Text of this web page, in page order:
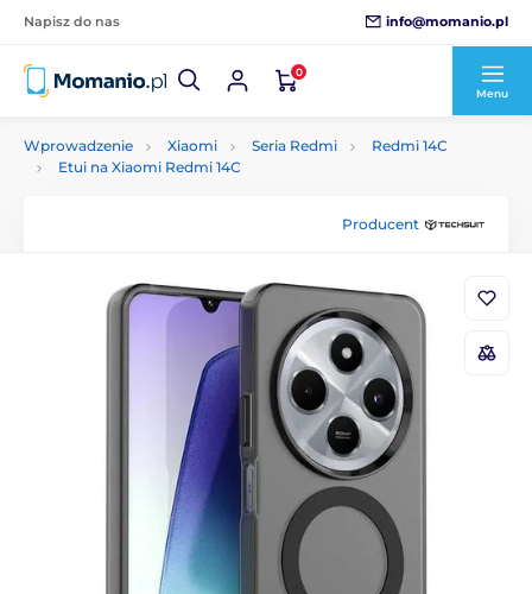
Napisz do nas info@momanio.pl
0
Menu
Wprowadzenie Xiaomi Seria Redmi
Redmi 14C
Etui na Xiaomi Redmi 14C
Producent